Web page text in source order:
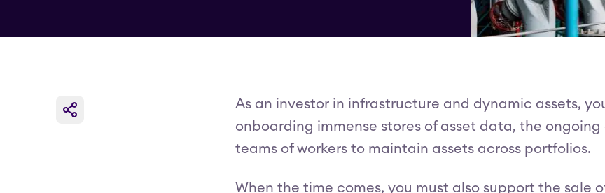
As an investor in infrastructure and dynamic assets,
onboarding immense stores of asset data, the
teams of workers to maintain assets across portfolios.
When the time comes, you must also support the sale